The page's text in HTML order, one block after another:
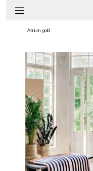
Atrium gold